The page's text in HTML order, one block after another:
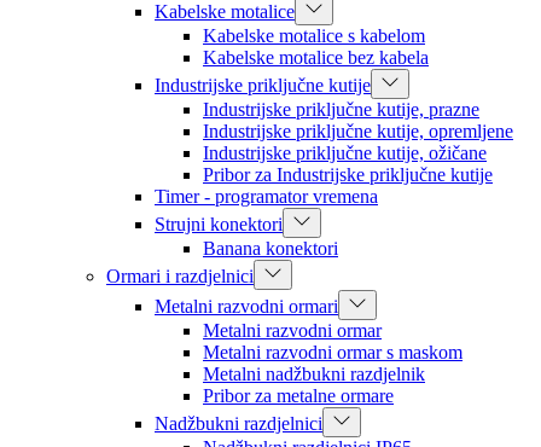
Kabelske motalice
Kabelske motalice s kabelom
Kabelske motalice bez kabela
Industrijske priključne kutije
Industrijske priključne kutije, prazne
Industrijske priključne kutije, opremljene
Industrijske priključne kutije, ožičane
Pribor za Industrijske priključne kutije
Timer - programator vremena
Strujni konektori
Banana konektori
Ormari i razdjelnici
Metalni razvodni ormari
Metalni razvodni ormar
Metalni razvodni ormar s maskom
Metalni nadžbukni razdjelnik
Pribor za metalne ormare
Nadžbukni razdjelnici